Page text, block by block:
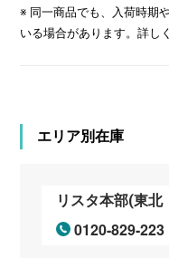
※ 同一商品でも、入荷時期
いる場合があります。詳し
エリア別在庫
リスタ本部(東北
0120-829-223